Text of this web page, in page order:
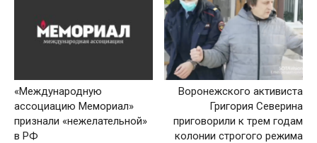
«Международную
ассоциацию Мемориал»
признали «нежелательной»
в РФ
Воронежского активиста
Григория Северина
приговорили к трем годам
колонии строгого режима